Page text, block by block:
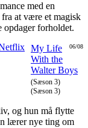
med en
at være et magisk
forholdet.
06/08
My Life
With the
Walter Boys
(Sæson 3)
(Sæson 3)
og hun må flytte
lærer nye ting om